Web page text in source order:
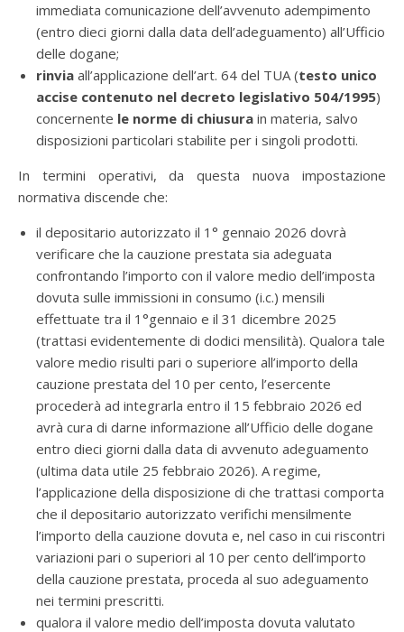
immediata comunicazione dell’avvenuto adempimento
(entro dieci giorni dalla data dell’adeguamento) all’Ufficio
delle dogane;
rinvia all’applicazione dell’art. 64 del TUA (testo unico
accise contenuto nel decreto legislativo 504/1995)
concernente le norme di chiusura in materia, salvo
disposizioni particolari stabilite per i singoli prodotti.
In termini operativi, da questa nuova impostazione
normativa discende che:
il depositario autorizzato il 1° gennaio 2026 dovrà
verificare che la cauzione prestata sia adeguata
confrontando l’importo con il valore medio dell’imposta
dovuta sulle immissioni in consumo (i.c.) mensili
effettuate tra il 1°gennaio e il 31 dicembre 2025
(trattasi evidentemente di dodici mensilità). Qualora tale
valore medio risulti pari o superiore all’importo della
cauzione prestata del 10 per cento, l’esercente
procederà ad integrarla entro il 15 febbraio 2026 ed
avrà cura di darne informazione all’Ufficio delle dogane
entro dieci giorni dalla data di avvenuto adeguamento
(ultima data utile 25 febbraio 2026). A regime,
l’applicazione della disposizione di che trattasi comporta
che il depositario autorizzato verifichi mensilmente
l’importo della cauzione dovuta e, nel caso in cui riscontri
variazioni pari o superiori al 10 per cento dell’importo
della cauzione prestata, proceda al suo adeguamento
nei termini prescritti.
qualora il valore medio dell’imposta dovuta valutato